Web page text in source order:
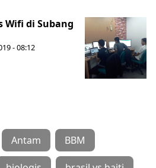
Wifi di Subang
- 08:12
Antam BBM